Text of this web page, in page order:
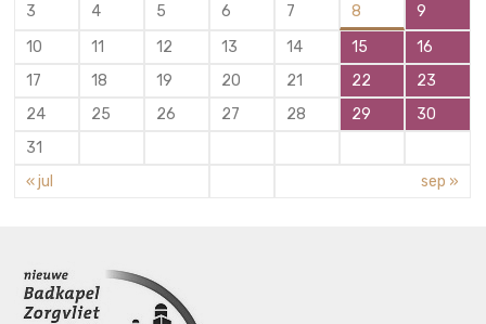
3
4 5 6 7 8
9
10
11 12 13 14 15
16
17
18 19 20 21 22
23
24
25 26 27 28 29
30
31
« jul
sep »